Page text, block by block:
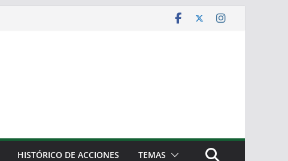
HISTÓRICO DE ACCIONES TEMAS